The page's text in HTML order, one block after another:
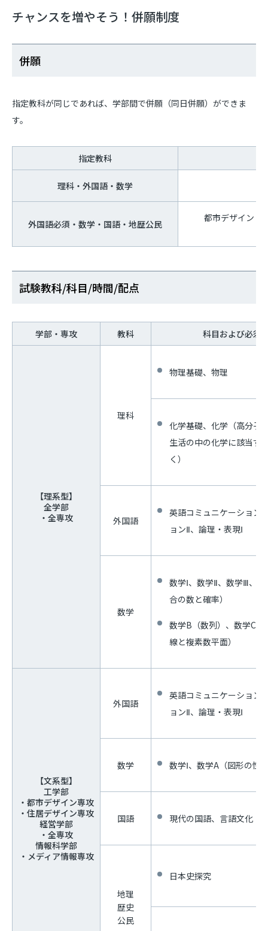
チャンスを増やそう！併願制度
併願
指定教科が同じであれば、学部間で併願（同日併願）ができま
す。
指定教科
理科・外国語・数学
外国語必須・数学・国語・地歴公民
都市デザイン・
試験教科/科目/時間/配点
学部・専攻 教科 科目および必須
【理系型】
全学部
・全専攻
理科
物理基礎、物理
化学基礎、化学（高分子
生活の中の化学に該当す
く）
外国語
英語コミュニケーション
ョンⅡ、論理・表現Ⅰ
数学
数学Ⅰ、数学Ⅱ、数学Ⅲ、
合の数と確率）
数学B（数列）、数学C
線と複素数平面）
【文系型】
工学部
・都市デザイン専攻
・住居デザイン専攻
経営学部
・全専攻
情報科学部
・メディア情報専攻
外国語
英語コミュニケーション
ョンⅡ、論理・表現Ⅰ
数学 数学Ⅰ、数学A（図形の性
国語 現代の国語、言語文化（
地理
歴史
公民
日本史探究